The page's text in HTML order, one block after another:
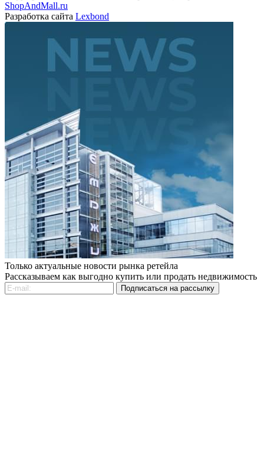
ShopAndMall.ru
Разработка сайта Lexbond
Только актуальные новости рынка ретейла
Рассказываем как выгодно купить или продать недвижимость